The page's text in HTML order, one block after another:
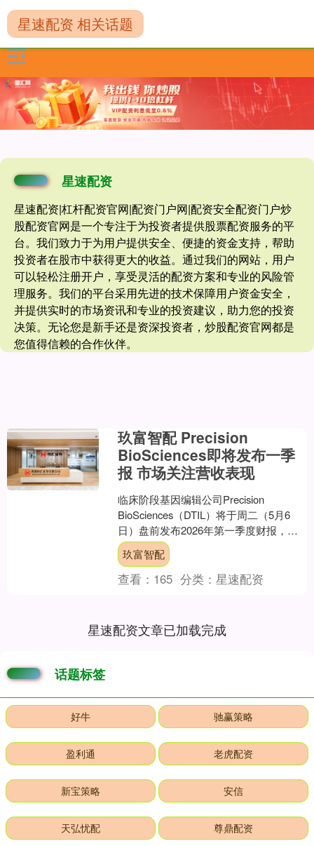
星速配资
星速配资|杠杆配资官网|配资门户网|配资安全配资门户炒
股配资官网是一个专注于为投资者提供股票配资服务的平
台。我们致力于为用户提供安全、便捷的资金支持，帮助
投资者在股市中获得更大的收益。通过我们的网站，用户
可以轻松注册开户，享受灵活的配资方案和专业的风险管
理服务。我们的平台采用先进的技术保障用户资金安全，
并提供实时的市场资讯和专业的投资建议，助力您的投资
决策。无论您是新手还是资深投资者，炒股配资官网都是
您值得信赖的合作伙伴。
星速配资 相关话题
玖富智配 Precision
BioSciences即将发布一季
报 市场关注营收表现
临床阶段基因编辑公司Precision
BioSciences（DTIL）将于周二（5月6
日）盘前发布2026年第一季度财报，随
后于上午9：30召开电话会议。 ....
玖富智配
查看： 165 分类：星速配资
星速配资文章已加载完成
话题标签
好牛 驰赢策略
盈利通 老虎配资
新宝策略 安信
天弘忧配 尊鼎配资